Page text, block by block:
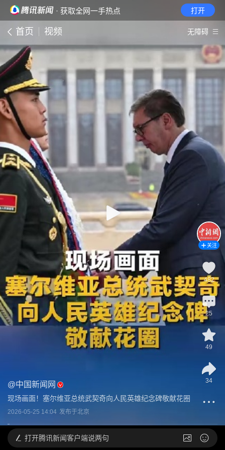
· 获取全网一手热点 打开
首页 视频 无障碍
@中国新闻网
现场画面！塞尔维亚总统武契奇向人民英雄纪念碑敬献花圈
2026-05-25 14:04 发布于北京
关注
482
25
49
34
打开腾讯新闻客户端说两句